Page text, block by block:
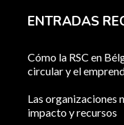
ENTRADAS
Cómo la RSC en
circular y el
Las organizaciones
impacto y recursos